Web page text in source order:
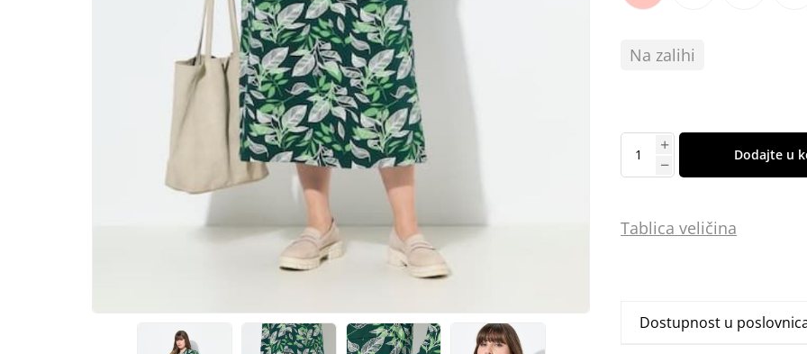
Na zalihi
Dodajte u
Tablica veličina
Dostupnost u